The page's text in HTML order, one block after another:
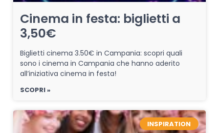
Cinema in festa: biglietti a
3,50€
Biglietti cinema 3.50€ in Campania: scopri quali
sono i cinema in Campania che hanno aderito
all’iniziativa cinema in festa!
SCOPRI »
INSPIRATION